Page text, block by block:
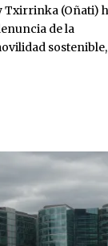
Txirrinka (Oñati)
de la